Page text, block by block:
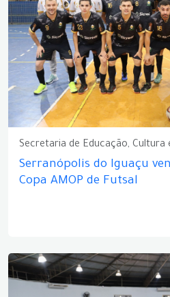
Secretaria de Educação, Cultura
Serranópolis do Iguaçu
Copa AMOP de Futsal